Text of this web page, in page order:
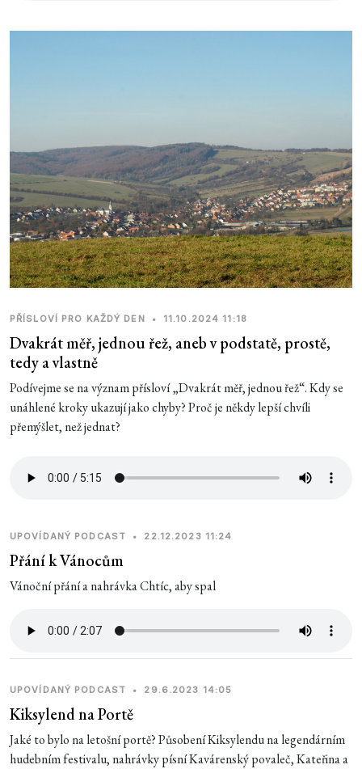
PŘÍSLOVÍ PRO KAŽDÝ DEN • 11.10.2024 11:18
Dvakrát měř, jednou řež, aneb v podstatě, prostě,
tedy a vlastně
Podívejme se na význam přísloví „Dvakrát měř, jednou řež“. Kdy se
unáhlené kroky ukazují jako chyby? Proč je někdy lepší chvíli
přemýšlet, než jednat?
UPOVÍDANÝ PODCAST • 22.12.2023 11:24
Přání k Vánocům
Vánoční přání a nahrávka Chtíc, aby spal
UPOVÍDANÝ PODCAST • 29.6.2023 14:05
Kiksylend na Portě
Jaké to bylo na letošní portě? Působení Kiksylendu na legendárním
hudebním festivalu, nahrávky písní Kavárenský povaleč, Kateřina a